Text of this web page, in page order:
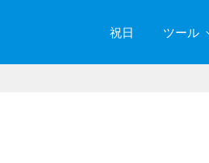
祝日 ツール